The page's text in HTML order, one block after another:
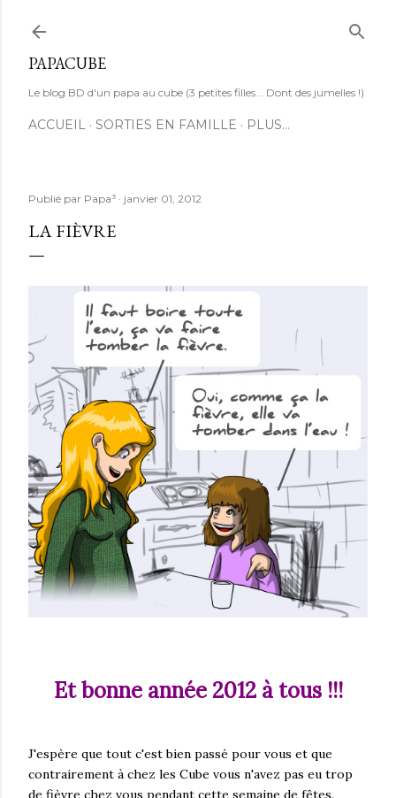
PAPACUBE
Le blog BD d'un papa au cube (3 petites filles... Dont des jumelles !)
ACCUEIL SORTIES EN FAMILLE PLUS…
Publié par Papa³ janvier 01, 2012
LA FIÈVRE
Et bonne année 2012 à tous !!!
J'espère que tout c'est bien passé pour vous et que
contrairement à chez les Cube vous n'avez pas eu trop
de fièvre chez vous pendant cette semaine de fêtes.